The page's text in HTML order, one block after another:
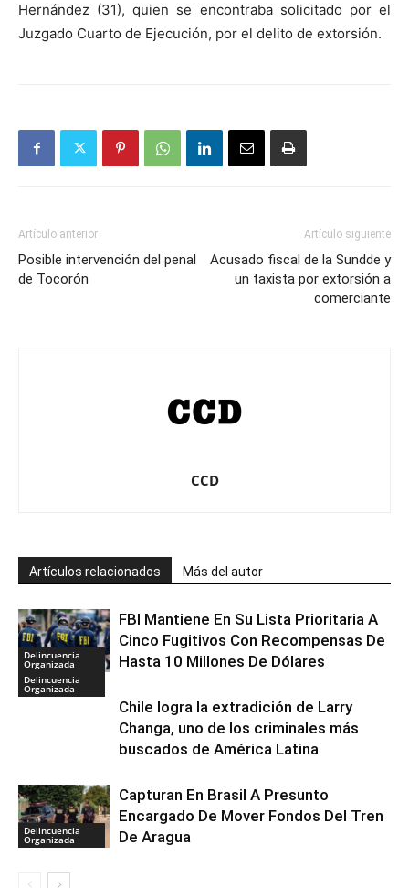
Hernández (31), quien se encontraba solicitado por el
Juzgado Cuarto de Ejecución, por el delito de extorsión.
Artículo anterior
Posible intervención del penal
de Tocorón
Artículo siguiente
Acusado fiscal de la Sundde y
un taxista por extorsión a
comerciante
CCD
Artículos relacionados Más del autor
Delincuencia
Organizada
FBI Mantiene En Su Lista Prioritaria A
Cinco Fugitivos Con Recompensas De
Hasta 10 Millones De Dólares
Delincuencia
Organizada
Chile logra la extradición de Larry
Changa, uno de los criminales más
buscados de América Latina
Delincuencia
Organizada
Capturan En Brasil A Presunto
Encargado De Mover Fondos Del Tren
De Aragua